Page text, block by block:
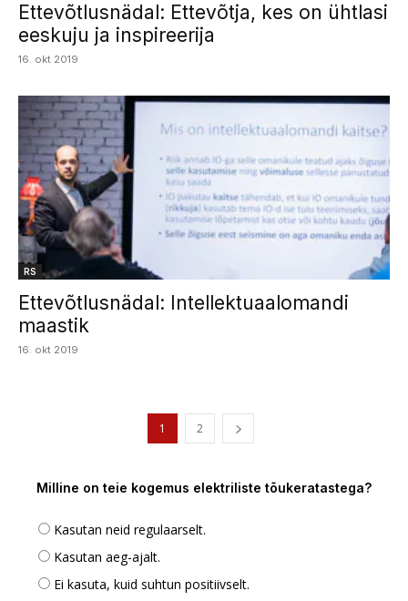
Ettevõtlusnädal: Ettevõtja, kes on ühtlasi
eeskuju ja inspireerija
16. okt 2019
RS
Ettevõtlusnädal: Intellektuaalomandi
maastik
16. okt 2019
1 2
Milline on teie kogemus elektriliste tõukeratastega?
Kasutan neid regulaarselt.
Kasutan aeg-ajalt.
Ei kasuta, kuid suhtun positiivselt.